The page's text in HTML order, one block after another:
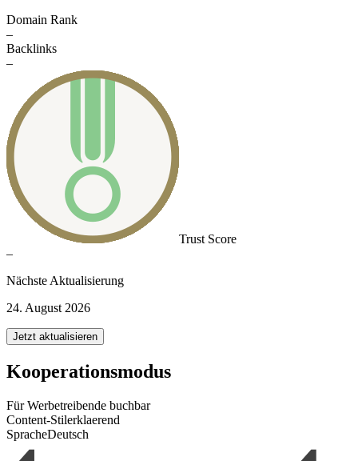
Domain Rank
–
Backlinks
–
Trust Score
–
Nächste Aktualisierung
24. August 2026
Jetzt aktualisieren
Kooperationsmodus
Für Werbetreibende buchbar
Content-Stilerklaerend
SpracheDeutsch